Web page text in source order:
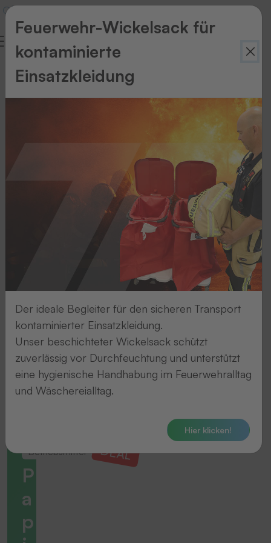
Zurück
Betriebsmittel DEAL
P
a
p
Feuerwehr-Wickelsack für
kontaminierte
Einsatzkleidung
Der ideale Begleiter für den sicheren Transport
kontaminierter Einsatzkleidung.
Unser beschichteter Wickelsack schützt
zuverlässig vor Durchfeuchtung und unterstützt
eine hygienische Handhabung im Feuerwehralltag
und Wäschereialltag.
Hier klicken!